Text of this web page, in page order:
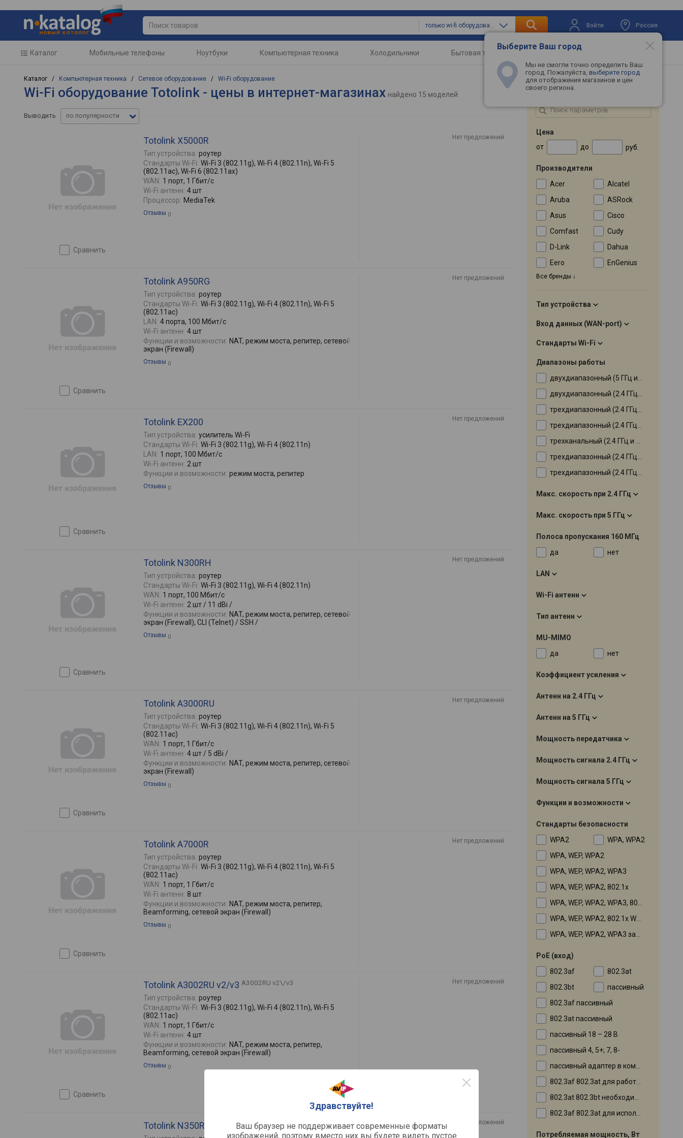
только wi-fi оборудование Войти Россия
Выберите Ваш город
Мы не смогли точно определить Ваш
город. Пожалуйста, выберите город
для отображения магазинов и цен
своего региона.
Здравствуйте!
Ваш браузер не поддерживает современные форматы
изображений, поэтому вместо них вы будете видеть пустое
Каталог Мобильные телефоны Ноутбуки Компьютерная техника Холодильники Бытовая техника Телевизоры
Каталог / Компьютерная техника / Сетевое оборудование / Wi-Fi оборудование
Wi-Fi оборудование Totolink - цены в интернет-магазинах найдено 15 моделей
Выводить по популярности
сравнить
Totolink X5000R
Тип устройства: роутер
Стандарты Wi-Fi: Wi-Fi 3 (802.11g), Wi-Fi 4 (802.11n), Wi-Fi 5
(802.11ac), Wi-Fi 6 (802.11ax)
WAN: 1 порт, 1 Гбит/с
Wi-Fi антенн: 4 шт
Процессор: MediaTek
Отзывы 0
Нет предложений
сравнить
Totolink A950RG
Тип устройства: роутер
Стандарты Wi-Fi: Wi-Fi 3 (802.11g), Wi-Fi 4 (802.11n), Wi-Fi 5
(802.11ac)
LAN: 4 порта, 100 Мбит/с
Wi-Fi антенн: 4 шт
Функции и возможности: NAT, режим моста, репитер, сетевой
экран (Firewall)
Отзывы 0
Нет предложений
сравнить
Totolink EX200
Тип устройства: усилитель Wi-Fi
Стандарты Wi-Fi: Wi-Fi 3 (802.11g), Wi-Fi 4 (802.11n)
LAN: 1 порт, 100 Мбит/с
Wi-Fi антенн: 2 шт
Функции и возможности: режим моста, репитер
Отзывы 0
Нет предложений
сравнить
Totolink N300RH
Тип устройства: роутер
Стандарты Wi-Fi: Wi-Fi 3 (802.11g), Wi-Fi 4 (802.11n)
WAN: 1 порт, 100 Мбит/с
Wi-Fi антенн: 2 шт / 11 dBi /
Функции и возможности: NAT, режим моста, репитер, сетевой
экран (Firewall), CLI (Telnet) / SSH /
Отзывы 0
Нет предложений
сравнить
Totolink A3000RU
Тип устройства: роутер
Стандарты Wi-Fi: Wi-Fi 3 (802.11g), Wi-Fi 4 (802.11n), Wi-Fi 5
(802.11ac)
WAN: 1 порт, 1 Гбит/с
Wi-Fi антенн: 4 шт / 5 dBi /
Функции и возможности: NAT, режим моста, репитер, сетевой
экран (Firewall)
Отзывы 0
Нет предложений
сравнить
Totolink A7000R
Тип устройства: роутер
Стандарты Wi-Fi: Wi-Fi 3 (802.11g), Wi-Fi 4 (802.11n), Wi-Fi 5
(802.11ac)
WAN: 1 порт, 1 Гбит/с
Wi-Fi антенн: 8 шт
Функции и возможности: NAT, режим моста, репитер,
Beamforming, сетевой экран (Firewall)
Отзывы 0
Нет предложений
сравнить
Totolink A3002RU v2/v3 A3002RU v2\/v3
Тип устройства: роутер
Стандарты Wi-Fi: Wi-Fi 3 (802.11g), Wi-Fi 4 (802.11n), Wi-Fi 5
(802.11ac)
WAN: 1 порт, 1 Гбит/с
Wi-Fi антенн: 4 шт
Функции и возможности: NAT, режим моста, репитер,
Beamforming, сетевой экран (Firewall)
Отзывы 0
Нет предложений
Totolink N350RT Нет предложений
ПОДБОР ПО ПАРАМЕТРАМ
Цена
от
до руб.
Производители
Acer
Alcatel
Aruba
ASRock
Asus
Cisco
Comfast
Cudy
D-Link
Dahua
Eero
EnGenius
Все бренды
Тип устройства
Вход данных (WAN-port)
Стандарты Wi-Fi
Диапазоны работы
двухдиапазонный (5 ГГц и 60 ГГц)
двухдиапазонный (2.4 ГГц и 5 ГГц)
трехдиапазонный (2.4 ГГц, 5 ГГц, 6 ГГц)
трехдиапазонный (2.4 ГГц, 5 ГГц, 60 ГГц)
трехканальный (2.4 ГГц и 5 ГГц в 2 канала)
трехдиапазонный (2.4 ГГц, 5 ГГц в 2 канала, 6 ГГц)
трехдиапазонный (2.4 ГГц, 5 ГГц, 6 ГГц в 2 канала)
Макс. скорость при 2.4 ГГц
Макс. скорость при 5 ГГц
Полоса пропускания 160 МГц
да
нет
LAN
Wi-Fi антенн
Тип антенн
MU-MIMO
да
нет
Коэффициент усиления
Антенн на 2.4 ГГц
Антенн на 5 ГГц
Мощность передатчика
Мощность сигнала 2.4 ГГц
Мощность сигнала 5 ГГц
Функции и возможности
Стандарты безопасности
WPA2
WPA, WPA2
WPA, WEP, WPA2
WPA, WEP, WPA2, WPA3
WPA, WEP, WPA2, 802.1x
WPA, WEP, WPA2, WPA3, 802.1x
WPA, WEP, WPA2, 802.1x WPA-Enterprise
WPA, WEP, WPA2, WPA3 зависит от контроллера , 802.1x
PoE (вход)
802.3af
802.3at
802.3bt
пассивный
802.3af пассивный
802.3at пассивный
пассивный 18 – 28 В
пассивный 4, 5+; 7, 8-
пассивный адаптер в комплекте
802.3af 802.3at для работы USB
802.3at 802.3bt необходим для PoE выхода
802.3af 802.3at для использования PoE out
Потребляемая мощность, Вт